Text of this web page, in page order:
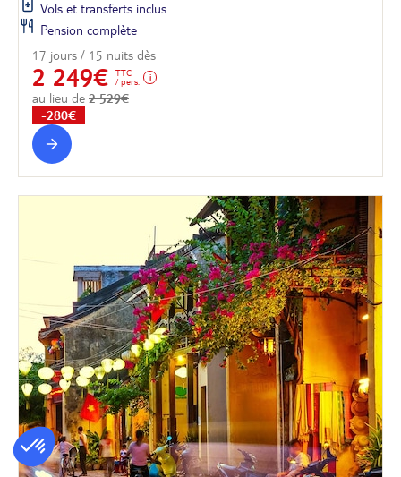
Vols et transferts inclus
Pension complète
17 jours / 15 nuits dès
2 249€
TTC
/ pers.
au lieu de 2 529€
-280€